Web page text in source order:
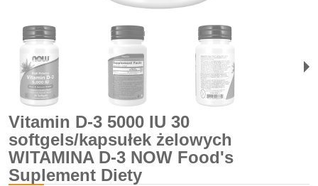
Vitamin D-3 5000 IU 30
softgels/kapsułek żelowych
WITAMINA D-3 NOW Food's
Suplement Diety